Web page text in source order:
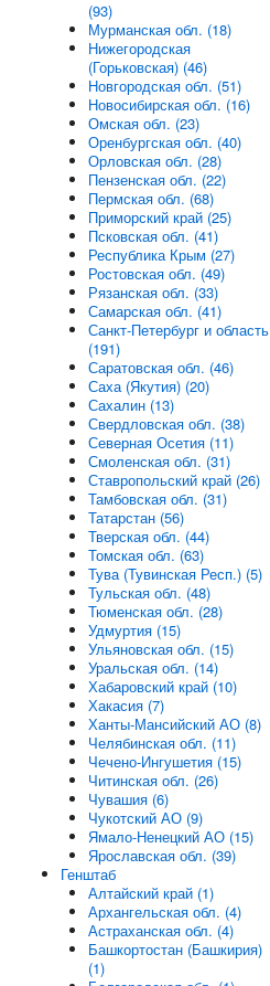
(93)
Мурманская обл. (18)
Нижегородская
(Горьковская) (46)
Новгородская обл. (51)
Новосибирская обл. (16)
Омская обл. (23)
Оренбургская обл. (40)
Орловская обл. (28)
Пензенская обл. (22)
Пермская обл. (68)
Приморский край (25)
Псковская обл. (41)
Республика Крым (27)
Ростовская обл. (49)
Рязанская обл. (33)
Самарская обл. (41)
Санкт-Петербург и область
(191)
Саратовская обл. (46)
Саха (Якутия) (20)
Сахалин (13)
Свердловская обл. (38)
Северная Осетия (11)
Смоленская обл. (31)
Ставропольский край (26)
Тамбовская обл. (31)
Татарстан (56)
Тверская обл. (44)
Томская обл. (63)
Тува (Тувинская Респ.) (5)
Тульская обл. (48)
Тюменская обл. (28)
Удмуртия (15)
Ульяновская обл. (15)
Уральская обл. (14)
Хабаровский край (10)
Хакасия (7)
Ханты-Мансийский АО (8)
Челябинская обл. (11)
Чечено-Ингушетия (15)
Читинская обл. (26)
Чувашия (6)
Чукотский АО (9)
Ямало-Ненецкий АО (15)
Ярославская обл. (39)
Генштаб
Алтайский край (1)
Архангельская обл. (4)
Астраханская обл. (4)
Башкортостан (Башкирия)
(1)